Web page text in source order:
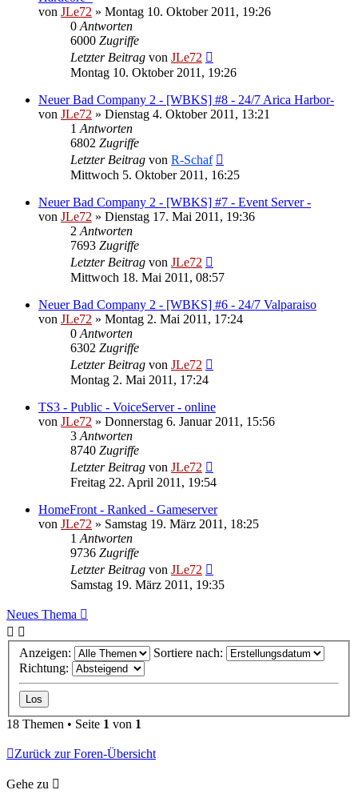
von JLe72 » Montag 10. Oktober 2011, 19:26
0 Antworten
6000 Zugriffe
Letzter Beitrag von JLe72
Montag 10. Oktober 2011, 19:26
Neuer Bad Company 2 - [WBKS] #8 - 24/7 Arica Harbor-
von JLe72 » Dienstag 4. Oktober 2011, 13:21
1 Antworten
6802 Zugriffe
Letzter Beitrag von R-Schaf
Mittwoch 5. Oktober 2011, 16:25
Neuer Bad Company 2 - [WBKS] #7 - Event Server -
von JLe72 » Dienstag 17. Mai 2011, 19:36
2 Antworten
7693 Zugriffe
Letzter Beitrag von JLe72
Mittwoch 18. Mai 2011, 08:57
Neuer Bad Company 2 - [WBKS] #6 - 24/7 Valparaiso
von JLe72 » Montag 2. Mai 2011, 17:24
0 Antworten
6302 Zugriffe
Letzter Beitrag von JLe72
Montag 2. Mai 2011, 17:24
TS3 - Public - VoiceServer - online
von JLe72 » Donnerstag 6. Januar 2011, 15:56
3 Antworten
8740 Zugriffe
Letzter Beitrag von JLe72
Freitag 22. April 2011, 19:54
HomeFront - Ranked - Gameserver
von JLe72 » Samstag 19. März 2011, 18:25
1 Antworten
9736 Zugriffe
Letzter Beitrag von JLe72
Samstag 19. März 2011, 19:35
Neues Thema
Anzeigen:
Sortiere nach:
Richtung:
18 Themen • Seite 1 von 1
Zurück zur Foren-Übersicht
Gehe zu